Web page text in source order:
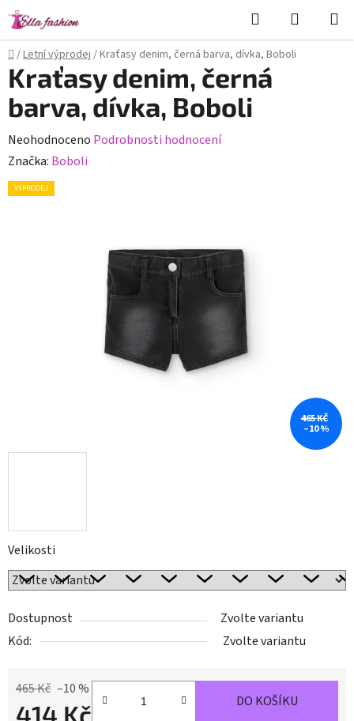
Přejít
na
obsah
Hledat
KOŠÍK
Domů
/Letní výprodej /Kraťasy denim, černá barva, dívka, Boboli
Velikosti
Dostupnost
Zvolte variantu
Kód:
Zvolte variantu
465 Kč –10 %
414 Kč DO KOŠÍKU
Kraťasy denim, černá
barva, dívka, Boboli
Průměrné
hodnocení
produktu
Neohodnoceno Podrobnosti hodnocení
Značka: Boboli
VÝPRODEJ
465 KČ
–10 %